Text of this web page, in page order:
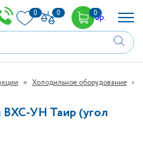
0 0 00р.
Холодильное оборудование
ВХС-УН Таир (угол